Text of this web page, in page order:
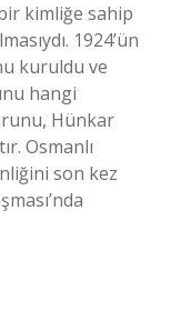
kimliğe sahip
1924’ün
kuruldu ve
hangi
Hünkar
Osmanlı
son kez